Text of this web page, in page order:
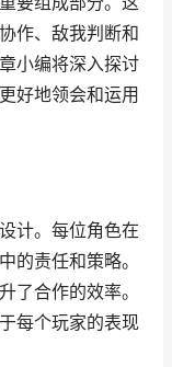
作、敌我判断和
小编将深入探讨
好地领会和运用
计。每位角色在
的责任和策略。
了合作的效率。
每个玩家的表现